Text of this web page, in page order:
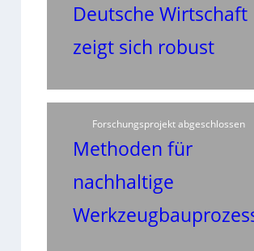
Deutsche Wirtschaft
zeigt sich robust
Forschungsprojekt abgeschlossen
Methoden für
nachhaltige